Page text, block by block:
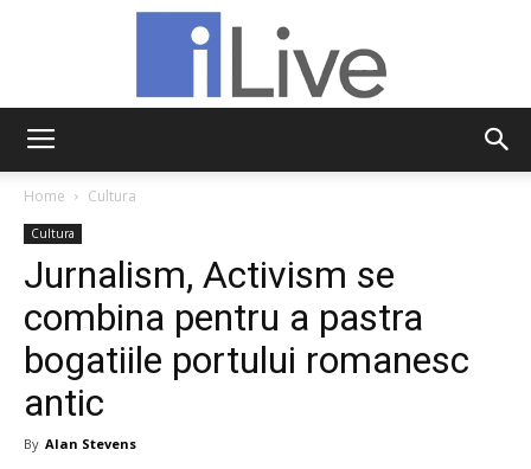
Home Cultura
Cultura
Jurnalism, Activism se
combina pentru a pastra
bogatiile portului romanesc
antic
By Alan Stevens